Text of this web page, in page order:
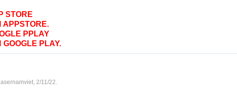
STORE
APPSTORE.
PPLAY
PLAY.
lasernamviet, 2/11/22.